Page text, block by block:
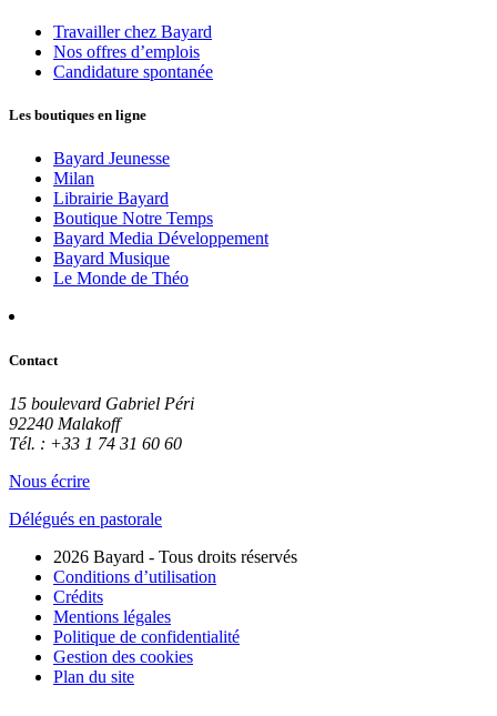
Travailler chez Bayard
Nos offres d’emplois
Candidature spontanée
Les boutiques en ligne
Bayard Jeunesse
Milan
Librairie Bayard
Boutique Notre Temps
Bayard Media Développement
Bayard Musique
Le Monde de Théo
Contact
15 boulevard Gabriel Péri
92240 Malakoff
Tél. : +33 1 74 31 60 60
Nous écrire
Délégués en pastorale
2026 Bayard - Tous droits réservés
Conditions d’utilisation
Crédits
Mentions légales
Politique de confidentialité
Gestion des cookies
Plan du site